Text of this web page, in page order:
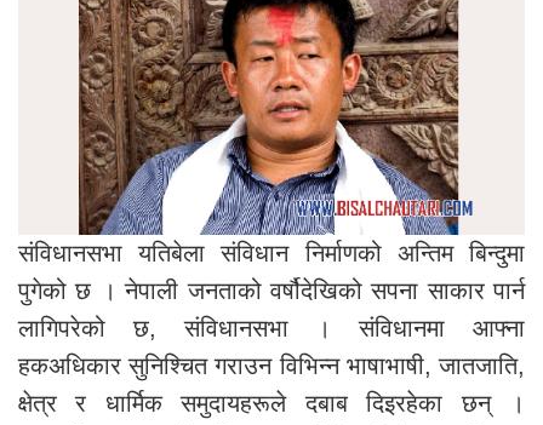
संविधानसभा यतिबेला संविधान निर्माणको अन्तिम बिन्दुमा
पुगेको छ । नेपाली जनताको वर्षौदेखिको सपना साकार पार्न
लागिपरेको छ, संविधानसभा । संविधानमा आफ्ना
हकअधिकार सुनिश्चित गराउन विभिन्न भाषाभाषी, जातजाति,
क्षेत्र र धार्मिक समुदायहरूले दबाब दिइरहेका छन् ।